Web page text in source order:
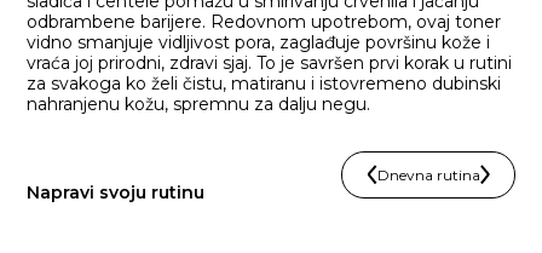
odbrambene barijere. Redovnom upotrebom, ovaj toner
vidno smanjuje vidljivost pora, zaglađuje površinu kože i
vraća joj prirodni, zdravi sjaj. To je savršen prvi korak u rutini
za svakoga ko želi čistu, matiranu i istovremeno dubinski
nahranjenu kožu, spremnu za dalju negu.
Napravi svoju rutinu
Dnevna rutina